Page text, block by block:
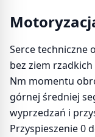
Serce techniczne
bez ziem
Nm momentu
górnej średniej
wyprzedzań i
Przyspieszenie 0